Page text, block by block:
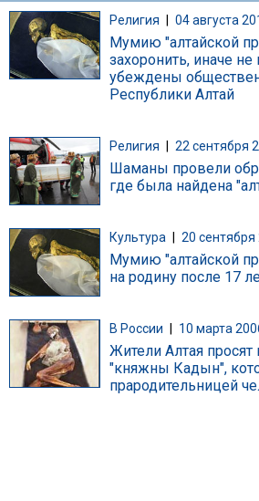
Религия | 04 августа
Мумию "алтайской
захоронить, иначе
убеждены
Республики Алтай
Религия 22 сентября
Шаманы провели
где была найдена
Культура 20 сентября
Мумию "алтайской
на родину после 17
В России 10 марта
Жители Алтая
"княжны Кадын",
прародительницей